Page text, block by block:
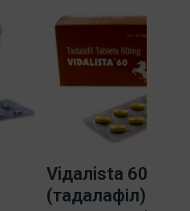
Viдaлista 60 мг
(тадалафіл)